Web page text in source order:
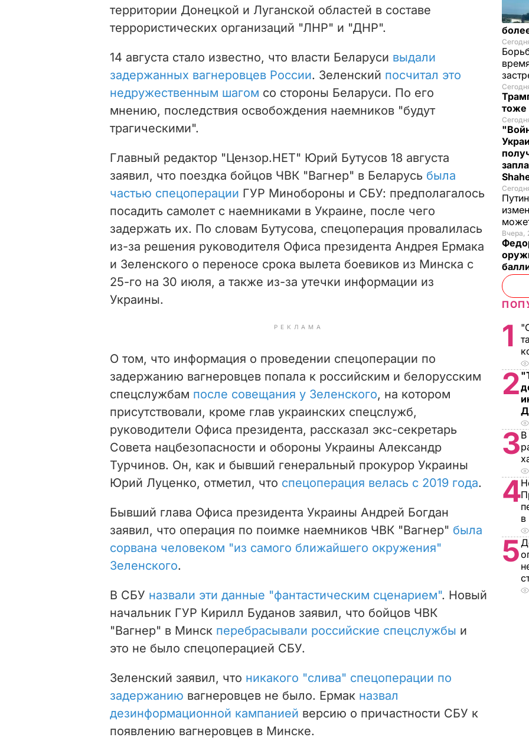
территории Донецкой и Луганской областей в составе
террористических организаций "ЛНР" и "ДНР".
14 августа стало известно, что власти Беларуси выдали
задержанных вагнеровцев России. Зеленский посчитал это
недружественным шагом со стороны Беларуси. По его
мнению, последствия освобождения наемников "будут
трагическими".
Главный редактор "Цензор.НЕТ" Юрий Бутусов 18 августа
заявил, что поездка бойцов ЧВК "Вагнер" в Беларусь была
частью спецоперации ГУР Минобороны и СБУ: предполагалось
посадить самолет с наемниками в Украине, после чего
задержать их. По словам Бутусова, спецоперация провалилась
из-за решения руководителя Офиса президента Андрея Ермака
и Зеленского о переносе срока вылета боевиков из Минска с
25-го на 30 июля, а также из-за утечки информации из
Украины.
РЕКЛАМА
О том, что информация о проведении спецоперации по
задержанию вагнеровцев попала к российским и белорусским
спецслужбам после совещания у Зеленского, на котором
присутствовали, кроме глав украинских спецслужб,
руководители Офиса президента, рассказал экс-секретарь
Совета нацбезопасности и обороны Украины Александр
Турчинов. Он, как и бывший генеральный прокурор Украины
Юрий Луценко, отметил, что спецоперация велась с 2019 года.
Бывший глава Офиса президента Украины Андрей Богдан
заявил, что операция по поимке наемников ЧВК "Вагнер" была
сорвана человеком "из самого ближайшего окружения"
Зеленского.
В СБУ назвали эти данные "фантастическим сценарием". Новый
начальник ГУР Кирилл Буданов заявил, что бойцов ЧВК
"Вагнер" в Минск перебрасывали российские спецслужбы и
это не было спецоперацией СБУ.
Зеленский заявил, что никакого "слива" спецоперации по
задержанию вагнеровцев не было. Ермак назвал
дезинформационной кампанией версию о причастности СБУ к
появлению вагнеровцев в Минске.
тоже
Вчера,
1
2
3В
4
в
5